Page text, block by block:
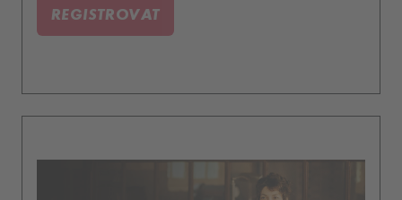
REGISTROVAT